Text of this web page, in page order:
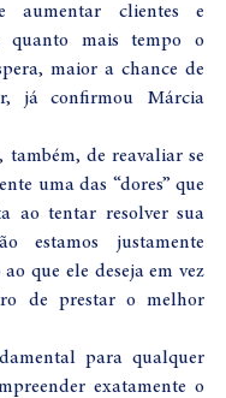
aumentar clientes e
quanto mais tempo o
maior a chance de
já confirmou Márcia
também, de reavaliar se
uma das “dores” que
ao tentar resolver sua
estamos justamente
que ele deseja em vez
de prestar o melhor
para qualquer
exatamente o